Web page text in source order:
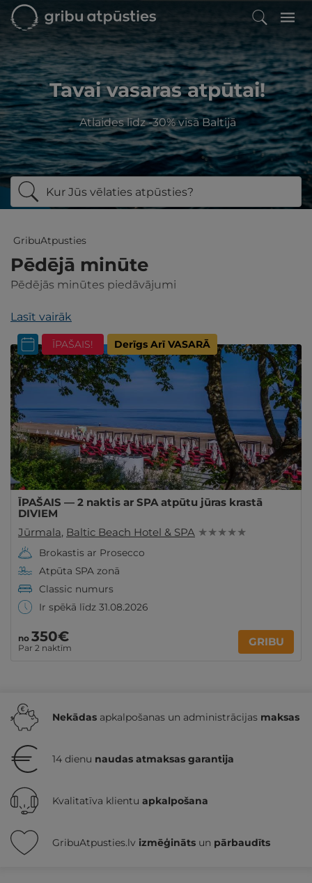
Tavai vasaras atpūtai!
Atlaides līdz -30% visā Baltijā
Kur Jūs vēlaties atpūsties?
GribuAtpusties
Pēdējā minūte
Pēdējās minūtes piedāvājumi
Lasīt vairāk
ĪPAŠAIS! Derīgs Arī VASARĀ
ĪPAŠAIS — 2 naktis ar SPA atpūtu jūras krastā
DIVIEM
Jūrmala, Baltic Beach Hotel & SPA ★ ★ ★ ★ ★
Brokastis ar Prosecco
Atpūta SPA zonā
Classic numurs
Ir spēkā līdz 31.08.2026
no 350€
Par 2 naktīm GRIBU
Nekādas apkalpošanas un administrācijas maksas
14 dienu naudas atmaksas garantija
Kvalitatīva klientu apkalpošana
GribuAtpusties.lv izmēģināts un pārbaudīts